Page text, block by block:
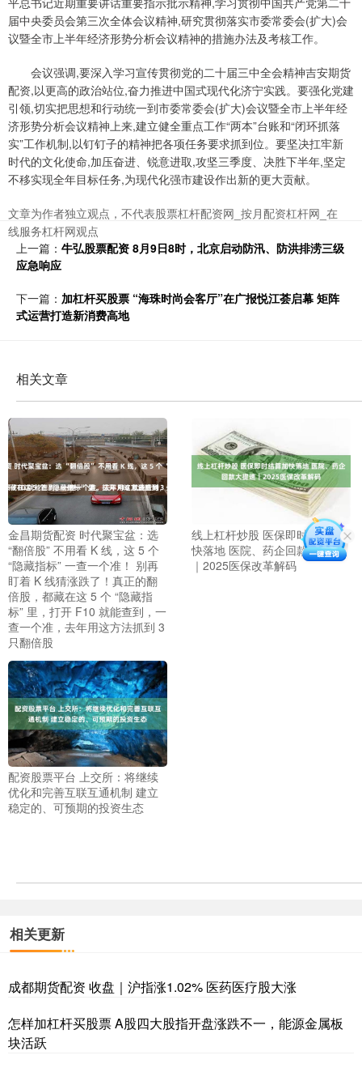
届中央委员会第三次全体会议精神,研究贯彻落实市委常委会(扩大)会
议暨全市上半年经济形势分析会议精神的措施办法及考核工作。
会议强调,要深入学习宣传贯彻党的二十届三中全会精神吉安期货
配资,以更高的政治站位,奋力推进中国式现代化济宁实践。要强化党建
引领,切实把思想和行动统一到市委常委会(扩大)会议暨全市上半年经
济形势分析会议精神上来,建立健全重点工作“两本”台账和“闭环抓落
实”工作机制,以钉钉子的精神把各项任务要求抓到位。要坚决扛牢新
时代的文化使命,加压奋进、锐意进取,攻坚三季度、决胜下半年,坚定
不移实现全年目标任务,为现代化强市建设作出新的更大贡献。
文章为作者独立观点，不代表股票杠杆配资网_按月配资杠杆网_在
线服务杠杆网观点
上一篇： 牛弘股票配资 8月9日8时，北京启动防汛、防洪排涝三级
应急响应
下一篇： 加杠杆买股票 “海珠时尚会客厅”在广报悦江荟启幕 矩阵
式运营打造新消费高地
相关文章
金昌期货配资 时代聚宝盆：选
“翻倍股” 不用看 K 线，这 5 个
“隐藏指标” 一查一个准！ 别再
盯着 K 线猜涨跌了！真正的翻
倍股，都藏在这 5 个 “隐藏指
标” 里，打开 F10 就能查到，一
查一个准，去年用这方法抓到 3
只翻倍股
线上杠杆炒股 医保即时结算加
快落地 医院、药企回款大提速
｜2025医保改革解码
配资股票平台 上交所：将继续
优化和完善互联互通机制 建立
稳定的、可预期的投资生态
相关更新
成都期货配资 收盘｜沪指涨1.02% 医药医疗股大涨
怎样加杠杆买股票 A股四大股指开盘涨跌不一，能源金属板
块活跃